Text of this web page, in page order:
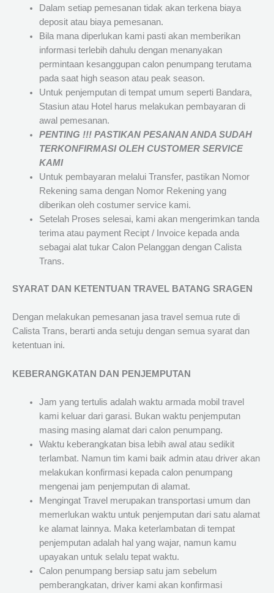
Dalam setiap pemesanan tidak akan terkena biaya
deposit atau biaya pemesanan.
Bila mana diperlukan kami pasti akan memberikan
informasi terlebih dahulu dengan menanyakan
permintaan kesanggupan calon penumpang terutama
pada saat high season atau peak season.
Untuk penjemputan di tempat umum seperti Bandara,
Stasiun atau Hotel harus melakukan pembayaran di
awal pemesanan.
PENTING !!! PASTIKAN PESANAN ANDA SUDAH
TERKONFIRMASI OLEH CUSTOMER SERVICE
KAMI
Untuk pembayaran melalui Transfer, pastikan Nomor
Rekening sama dengan Nomor Rekening yang
diberikan oleh costumer service kami.
Setelah Proses selesai, kami akan mengerimkan tanda
terima atau payment Recipt / Invoice kepada anda
sebagai alat tukar Calon Pelanggan dengan Calista
Trans.
SYARAT DAN KETENTUAN TRAVEL BATANG SRAGEN
Dengan melakukan pemesanan jasa travel semua rute di
Calista Trans, berarti anda setuju dengan semua syarat dan
ketentuan ini.
KEBERANGKATAN DAN PENJEMPUTAN
Jam yang tertulis adalah waktu armada mobil travel
kami keluar dari garasi. Bukan waktu penjemputan
masing masing alamat dari calon penumpang.
Waktu keberangkatan bisa lebih awal atau sedikit
terlambat. Namun tim kami baik admin atau driver akan
melakukan konfirmasi kepada calon penumpang
mengenai jam penjemputan di alamat.
Mengingat Travel merupakan transportasi umum dan
memerlukan waktu untuk penjemputan dari satu alamat
ke alamat lainnya. Maka keterlambatan di tempat
penjemputan adalah hal yang wajar, namun kamu
upayakan untuk selalu tepat waktu.
Calon penumpang bersiap satu jam sebelum
pemberangkatan, driver kami akan konfirmasi